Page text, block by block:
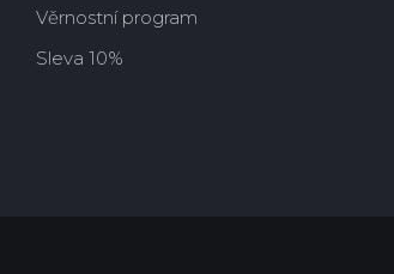
Věrnostní program
Sleva 10%